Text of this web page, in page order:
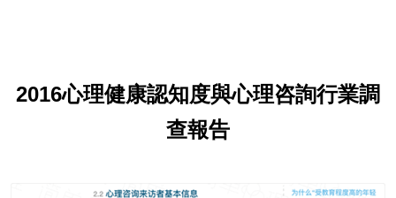
2016心理健康認知度與心理咨詢行業調
查報告